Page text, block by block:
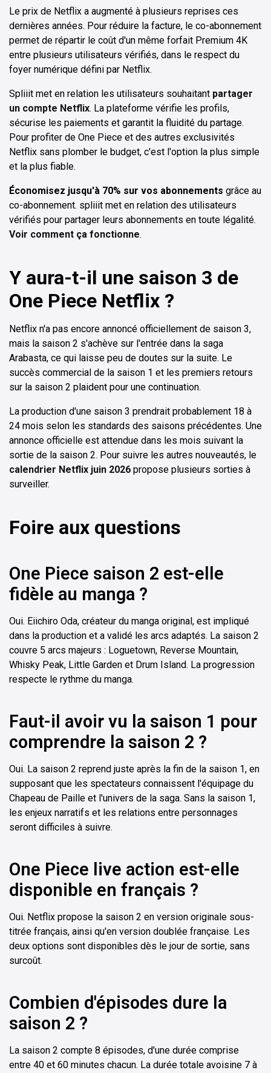
Le prix de Netflix a augmenté à plusieurs reprises ces
dernières années. Pour réduire la facture, le co-abonnement
permet de répartir le coût d'un même forfait Premium 4K
entre plusieurs utilisateurs vérifiés, dans le respect du
foyer numérique défini par Netflix.
Spliiit met en relation les utilisateurs souhaitant partager
un compte Netflix. La plateforme vérifie les profils,
sécurise les paiements et garantit la fluidité du partage.
Pour profiter de One Piece et des autres exclusivités
Netflix sans plomber le budget, c'est l'option la plus simple
et la plus fiable.
Économisez jusqu'à 70% sur vos abonnements grâce au
co-abonnement. spliiit met en relation des utilisateurs
vérifiés pour partager leurs abonnements en toute légalité.
Voir comment ça fonctionne.
Y aura-t-il une saison 3 de
One Piece Netflix ?
Netflix n'a pas encore annoncé officiellement de saison 3,
mais la saison 2 s'achève sur l'entrée dans la saga
Arabasta, ce qui laisse peu de doutes sur la suite. Le
succès commercial de la saison 1 et les premiers retours
sur la saison 2 plaident pour une continuation.
La production d'une saison 3 prendrait probablement 18 à
24 mois selon les standards des saisons précédentes. Une
annonce officielle est attendue dans les mois suivant la
sortie de la saison 2. Pour suivre les autres nouveautés, le
calendrier Netflix juin 2026 propose plusieurs sorties à
surveiller.
Foire aux questions
One Piece saison 2 est-elle
fidèle au manga ?
Oui. Eiichiro Oda, créateur du manga original, est impliqué
dans la production et a validé les arcs adaptés. La saison 2
couvre 5 arcs majeurs : Loguetown, Reverse Mountain,
Whisky Peak, Little Garden et Drum Island. La progression
respecte le rythme du manga.
Faut-il avoir vu la saison 1 pour
comprendre la saison 2 ?
Oui. La saison 2 reprend juste après la fin de la saison 1, en
supposant que les spectateurs connaissent l'équipage du
Chapeau de Paille et l'univers de la saga. Sans la saison 1,
les enjeux narratifs et les relations entre personnages
seront difficiles à suivre.
One Piece live action est-elle
disponible en français ?
Oui. Netflix propose la saison 2 en version originale sous-
titrée français, ainsi qu'en version doublée française. Les
deux options sont disponibles dès le jour de sortie, sans
surcoût.
Combien d'épisodes dure la
saison 2 ?
La saison 2 compte 8 épisodes, d'une durée comprise
entre 40 et 60 minutes chacun. La durée totale avoisine 7 à